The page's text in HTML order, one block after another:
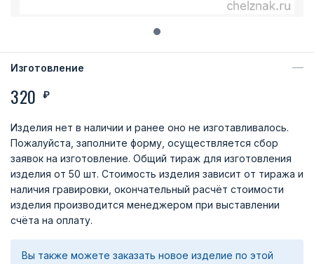
Изготовление
320 ₽
Изделия нет в наличии и ранее оно не изготавливалось.
Пожалуйста, заполните форму, осуществляется сбор
заявок на изготовление. Общий тираж для изготовления
изделия от 50 шт. Стоимость изделия зависит от тиража и
наличия гравировки, окончательный расчёт стоимости
изделия производится менеджером при выставлении
счёта на оплату.
Вы также можете заказать новое изделие по этой